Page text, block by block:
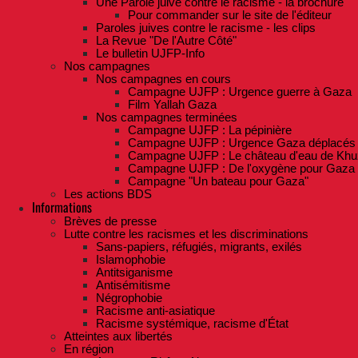
Pour commander sur le site de l'éditeur
Paroles juives contre le racisme - les clips
La Revue "De l'Autre Côté"
Le bulletin UJFP-Info
Nos campagnes
Nos campagnes en cours
Campagne UJFP : Urgence guerre à Gaza
Film Yallah Gaza
Nos campagnes terminées
Campagne UJFP : La pépinière
Campagne UJFP : Urgence Gaza déplacés
Campagne UJFP : Le château d'eau de
Campagne UJFP : De l'oxygène pour Gaza
Campagne "Un bateau pour Gaza"
Les actions BDS
Informations
Brèves de presse
Lutte contre les racismes et les discriminations
Sans-papiers, réfugiés, migrants, exilés
Islamophobie
Antitsiganisme
Antisémitisme
Négrophobie
Racisme anti-asiatique
Racisme systémique, racisme d'État
Atteintes aux libertés
En région